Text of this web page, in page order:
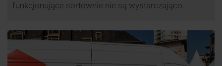
funkcjonujące sortownie nie są wystarczająco
względu pod Łodzią uruchomiono nowe centrum
transportowo-logistyczne. Innowacyjny hub
drobnicowy i sortownia to już piąty taki obiekt DPD w